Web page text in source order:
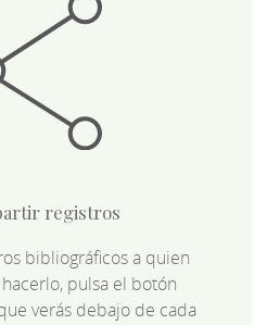
registros
bibliográficos a quien
pulsa el botón
verás debajo de cada